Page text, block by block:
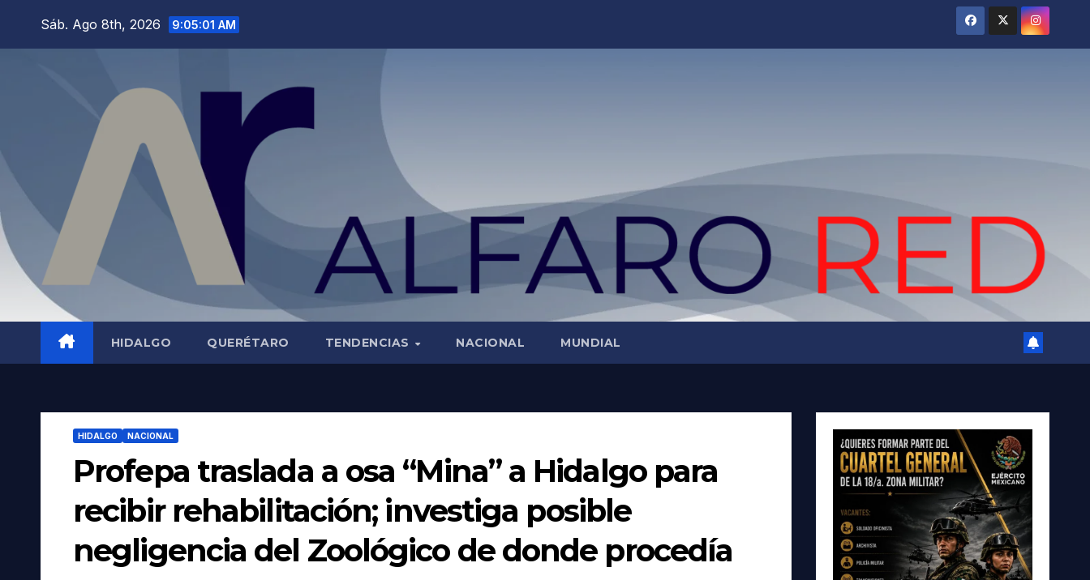
Sáb. Ago 8th, 2026 9:05:02 AM
HIDALGO QUERÉTARO TENDENCIAS NACIONAL MUNDIAL
HIDALGO NACIONAL
Profepa traslada a osa “Mina” a Hidalgo para
recibir rehabilitación; investiga posible
negligencia del Zoológico de donde procedía